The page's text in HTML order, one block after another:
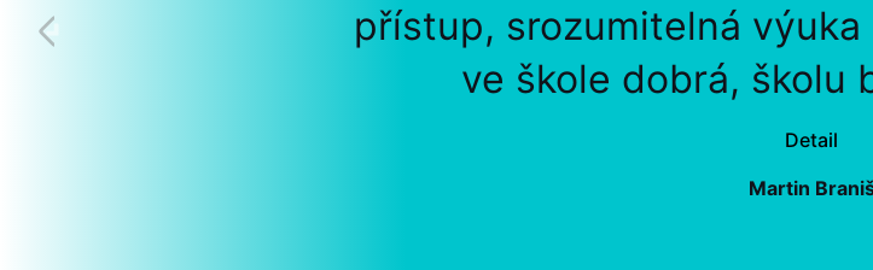
přístup, srozumitelná
ve škole dobrá, školu
Detail
Martin